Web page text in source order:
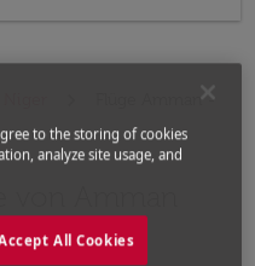
Flüge Amman -
von Amman
Route (Abflugort
to the storing of cookies
analyze site usage, and
All Cookies